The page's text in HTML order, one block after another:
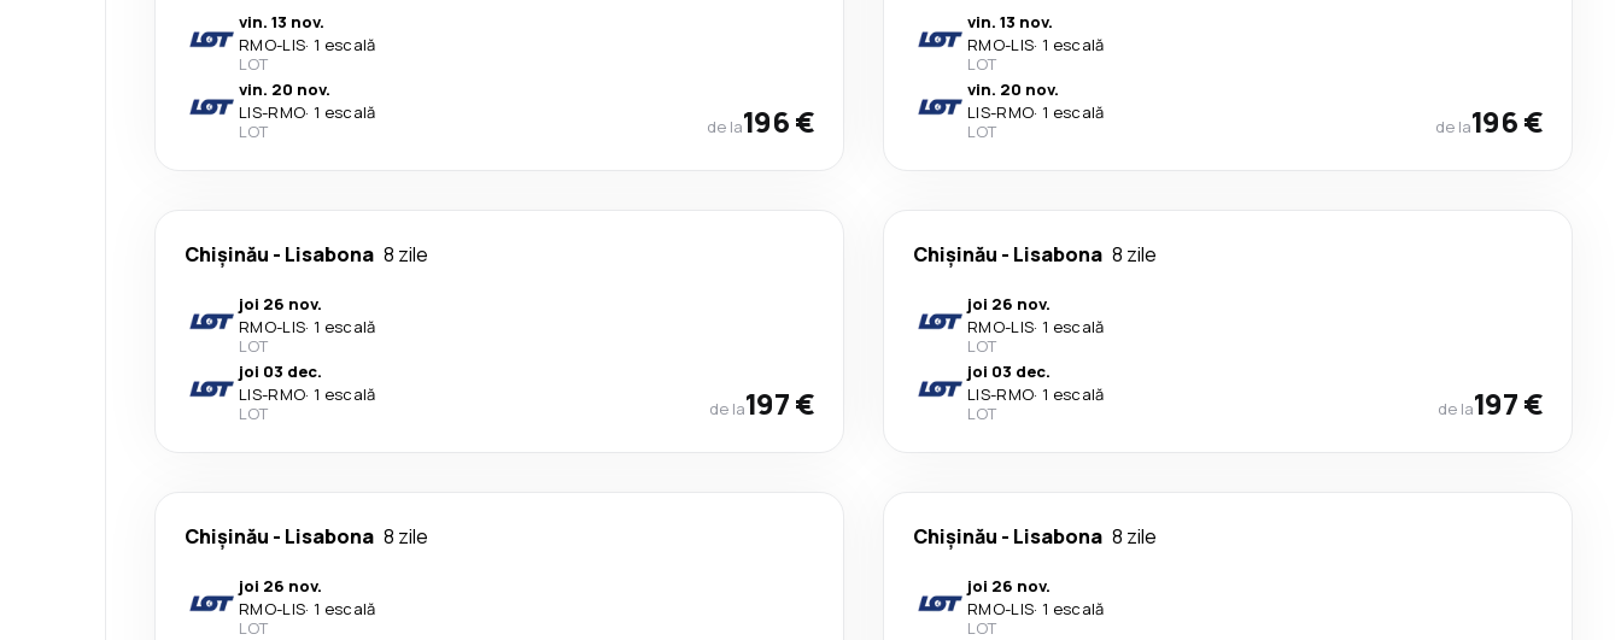
vin. 13 nov.
RMO-LIS· 1 escală
LOT
vin. 20 nov.
LIS-RMO· 1 escală
LOT
de la196 €
vin. 13 nov.
RMO-LIS· 1 escală
LOT
vin. 20 nov.
LIS-RMO· 1 escală
LOT
de la196 €
Chișinău - Lisabona 8 zile
joi 26 nov.
RMO-LIS· 1 escală
LOT
joi 03 dec.
LIS-RMO· 1 escală
LOT
de la197 €
Chișinău - Lisabona 8 zile
joi 26 nov.
RMO-LIS· 1 escală
LOT
joi 03 dec.
LIS-RMO· 1 escală
LOT
de la197 €
Chișinău - Lisabona 8 zile
joi 26 nov.
RMO-LIS· 1 escală
LOT
Chișinău - Lisabona 8 zile
joi 26 nov.
RMO-LIS· 1 escală
LOT